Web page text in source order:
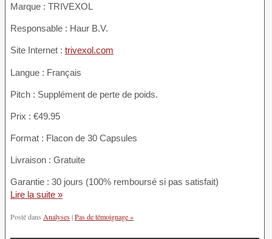
Marque : TRIVEXOL
Responsable : Haur B.V.
Site Internet : trivexol.com
Langue : Français
Pitch : Supplément de perte de poids.
Prix : €49.95
Format : Flacon de 30 Capsules
Livraison : Gratuite
Garantie : 30 jours (100% remboursé si pas satisfait)
Lire la suite »
Posté dans Analyses|Pas de témoignage »